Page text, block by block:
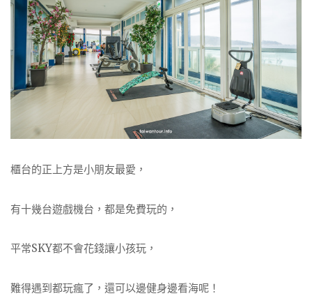
櫃台的正上方是小朋友最愛，
有十幾台遊戲機台，都是免費玩的，
平常SKY都不會花錢讓小孩玩，
難得遇到都玩瘋了，還可以邊健身邊看海呢！